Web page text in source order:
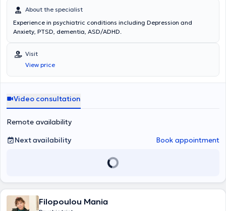
About the specialist
Experience in psychiatric conditions including Depression and
Anxiety, PTSD, dementia, ASD/ADHD.
Visit
View price
Video consultation
Remote availability
Next availability
Book appointment
Filopoulou Mania